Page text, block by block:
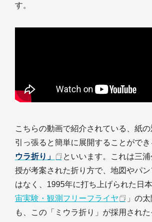
す。
こちらの動画で紹介されている、紙
引っ張ると簡単に展開することがで
ウラ折り」
といいます。これは三
授が考案された折り方で、地図やパ
はなく、1995年に打ち上げられた日
宙実験・観測フリーフライヤ
」の
も、この「ミウラ折り」が採用され